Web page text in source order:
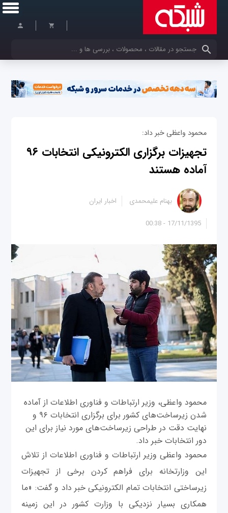
کلمات کلیدی خود را وارد کنید
محمود واعظی خبر داد:
تجهیزات برگزاری الکترونیکی انتخابات ۹۶
آماده هستند
17/11/1395 - 00:38
بهنام علیمحمدی اخبار ایران
محمود واعظی، وزیر ارتباطات و فناوری اطلاعات از آماده
شدن زیرساخت‌های کشور برای برگزاری انتخابات ۹۶ و
نهایت دقت در طراحی زیرساخت‌‌های مورد نیاز برای این
دور انتخابات خبر داد.
محمود واعظی وزیر ارتباطات و فناوری اطلاعات از تلاش
این وزارتخانه برای فراهم کردن برخی از تجهیزات
زیرساختی انتخابات تمام الکترونیکی خبر داد و گفت: «ما
همکاری بسیار نزدیکی با وزارت کشور در این زمینه